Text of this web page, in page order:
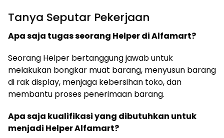
Tanya Seputar Pekerjaan
Apa saja tugas seorang Helper di Alfamart?
Seorang Helper bertanggung jawab untuk
melakukan bongkar muat barang, menyusun barang
di rak display, menjaga kebersihan toko, dan
membantu proses penerimaan barang.
Apa saja kualifikasi yang dibutuhkan untuk
menjadi Helper Alfamart?